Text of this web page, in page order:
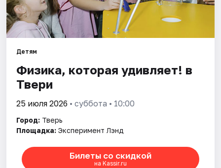
Спорт
События
Города
Площадки
Рейтинги
Детям
Физика, которая удивляет! в
Твери
25 июля 2026 • суббота • 10:00
Город: Тверь
Площадка: Эксперимент Лэнд
Билеты со скидкой
на Kassir.ru